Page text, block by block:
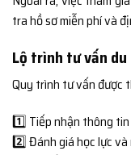
tra hồ sơ miễn phí và
Lộ trình tư vấn
Quy trình tư vấn được
1️⃣ Tiếp nhận thông
2️⃣ Đánh giá học lực